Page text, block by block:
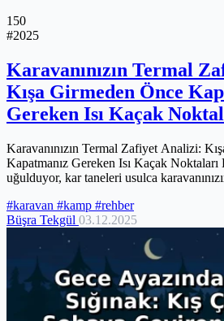
150
#2025
Karavanınızın Termal
Kışa Girmeden Önce
Gereken Isı Kaçak
Karavanınızın Termal Zafiyet Analizi:
Kapatmanız Gereken Isı Kaçak Noktaları
uğulduyor, kar taneleri usulca
#karavan #kamp #rehber
Büşra Tekgül 03.12.2025